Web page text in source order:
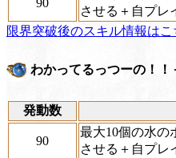
90
させる＋自プレ
限界突破後のスキル情報はこ
わかってるっつーの！！
発動数
90
最大10個の水の
させる＋自プレ